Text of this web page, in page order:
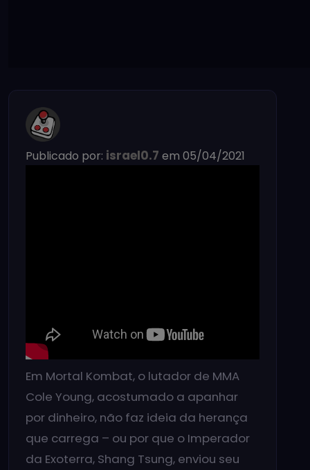
Publicado por: israel0.7 em 05/04/2021
Em Mortal Kombat, o lutador de MMA
Cole Young, acostumado a apanhar
por dinheiro, não faz ideia da herança
que carrega – ou por que o Imperador
da Exoterra, Shang Tsung, enviou seu